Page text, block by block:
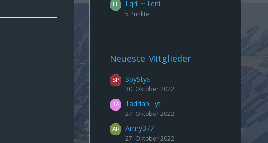
Lqrii ~ Leni
5 Punkte
Neueste Mitglieder
SpyStyx
30. Oktober 2022
1adrian__yt
27. Oktober 2022
Army377
27. Oktober 2022